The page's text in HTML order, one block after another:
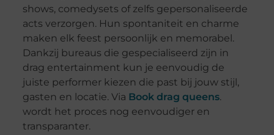
shows, comedysets of zelfs gepersonaliseerde
acts verzorgen. Hun spontaniteit en charme
maken elk feest persoonlijk en memorabel.
Dankzij bureaus die gespecialiseerd zijn in
drag entertainment kun je eenvoudig de
juiste performer kiezen die past bij jouw stijl,
gasten en locatie. Via Book drag queens.
wordt het proces nog eenvoudiger en
transparanter.